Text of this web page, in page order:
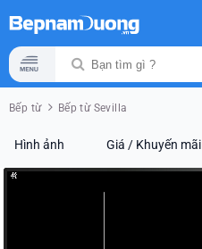
Bếp từ Bếp từ Sevilla
Hình ảnh Giá / Khuyến mãi